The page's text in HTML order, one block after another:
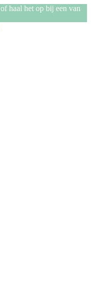
haal het op bij een van